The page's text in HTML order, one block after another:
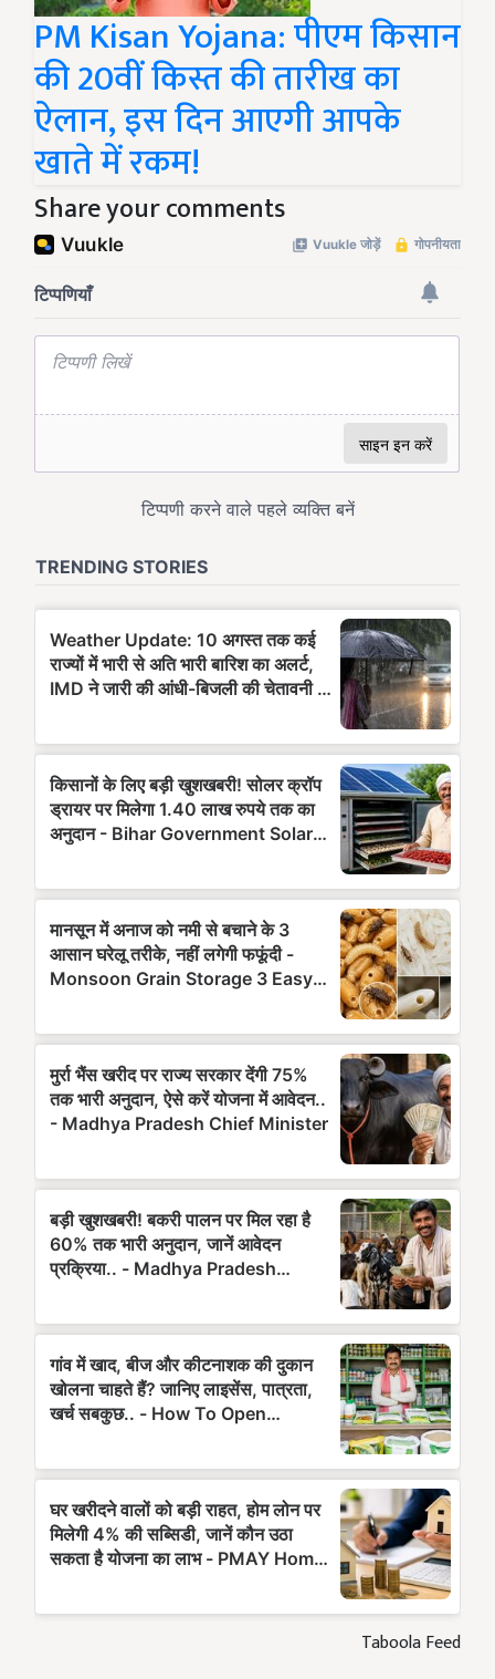
PM Kisan Yojana: पीएम किसान
की 20वीं किस्त की तारीख का
ऐलान, इस दिन आएगी आपके
खाते में रकम!
Share your comments
Taboola Feed